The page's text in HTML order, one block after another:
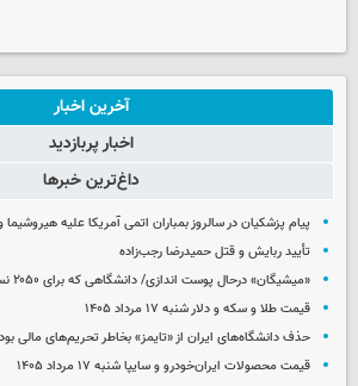
آخرین اخبار
اخبار پربازدید
داغ‌ترین خبرها
پیام پزشکیان در سالروز بمباران اتمی آمریکا علیه هیروشیما
تأیید ربایش و قتل حمیدرضا رجب‌زاده
«میشیگان» درحال پوست اندازی/ دانشگاهی که برای ۲۰۵۰ نسخه می‌پیچد
قیمت طلا و سکه و دلار شنبه ۱۷ مرداد ۱۴۰۵
حذف دانشگاه‌های ایران از «تایمز» بخاطر تحریم‌های مالی بود
قیمت محصولات ایران‌خودرو و سایپا شنبه ۱۷ مرداد ۱۴۰۵